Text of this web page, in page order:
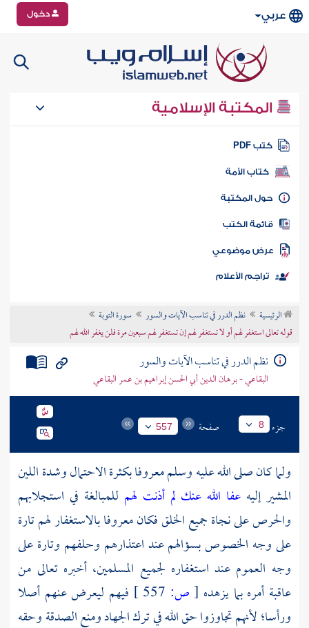
عربي دخول
المكتبة الإسلامية
كتب PDF
كتاب الأمة
المكتبة
الكتب
موضوعي
تراجم الأعلام
الرئيسية نظم الدرر في تناسب الآيات والسور
سورة التوبة
قوله تعالى استغفر لهم أو لا تستغفر لهم إن تستغفر لهم سبعين مرة فلن يغفر الله لهم
نظم الدرر في تناسب الآيات والسور
البقاعي - برهان الدين أبي الحسن إبراهيم بن عمر البقاعي
جزء 8 صفحة 557
ولما كان صلى الله عليه وسلم معروفا بكثرة الاحتمال وشدة اللين
المشير إليه عفا الله عنك لم أذنت لهم للمبالغة في استجلابهم
والحرص على نجاة جميع الخلق فكان معروفا بالاستغفار لهم تارة
على وجه الخصوص بسؤالهم عند اعتذارهم وحلفهم وتارة على
وجه العموم عند استغفاره لجميع المسلمين، أخبره تعالى من
عاقبة أمره بما يزهده [ص:
فيهم ليعرض عنهم أصلا
ورأسا؛ لأنهم تجاوزوا حق الله في ترك الجهاد ومنع الصدقة وحقه